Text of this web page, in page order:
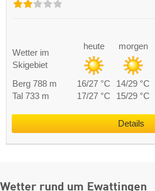
Wetter im
Skigebiet
heute morgen
Berg 788 m 16/27 °C 14/29 °C
Tal 733 m
17/27 °C 15/29 °C
Details
Wetter rund um Ewattingen